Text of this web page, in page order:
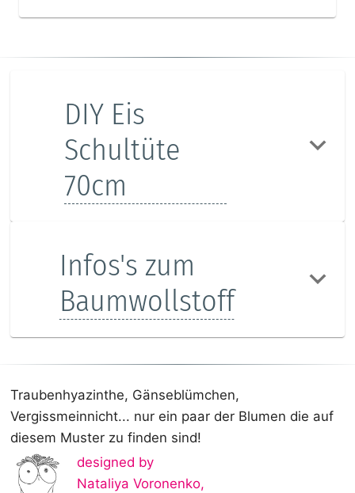
DIY Eis
Schultüte
70cm
Infos's zum
Baumwollstoff
Traubenhyazinthe, Gänseblümchen,
Vergissmeinnicht... nur ein paar der Blumen die auf
diesem Muster zu finden sind!
designed by
Nataliya Voronenko,